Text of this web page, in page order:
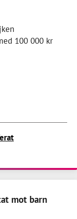
100 000 kr
mot barn